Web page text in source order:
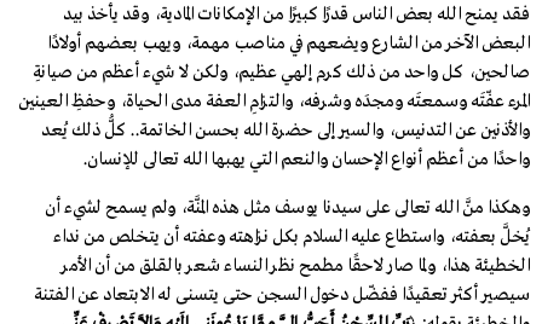
فقد يمنح الله بعض الناس قدرًا كبيرًا من الإمكانات المادية، وقد يأخذ بيد
البعض الآخر من الشارع ويضعهم في مناصب مهمة، ويهب بعضهم أولادًا
صالحين، كل واحد من ذلك كرم إلهي عظيم، ولكن لا شيء أعظم من صيانةِ
المرء عفّتَه وسمعتَه ومجدَه وشرفه، والتزامِ العفة مدى الحياة، وحفظِ العينين
والأذنين عن التدنيس، والسيرِ إلى حضرة الله بحسن الخاتمة.. كلُّ ذلك يُعد
واحدًا من أعظم أنواع الإحسان والنعم التي يهبها الله تعالى للإنسان.
وهكذا منَّ الله تعالى على سيدنا يوسف مثل هذه المنَّة، ولم يسمح لشيء أن
يُخلَّ بعفته، واستطاع عليه السلام بكل نزاهته وعفته أن يتخلص من نداء
الخطيئة هذا، ولما صار لاحقًا مطمح نظر النساء شعر بالقلق من أن الأمر
سيصير أكثر تعقيدًا ففضّل دخول السجن حتى يتسنى له الابتعاد عن الفتنة